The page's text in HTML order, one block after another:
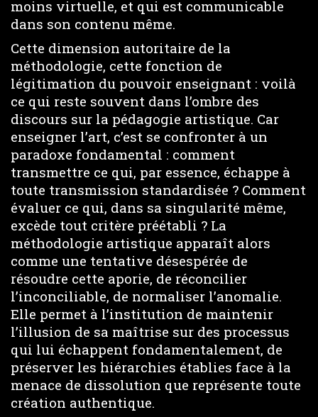
moins virtuelle, et qui est communicable
dans son contenu même.
Cette dimension autoritaire de la
méthodologie, cette fonction de
légitimation du pouvoir enseignant : voilà
ce qui reste souvent dans l’ombre des
discours sur la pédagogie artistique. Car
enseigner l’art, c’est se confronter à un
paradoxe fondamental : comment
transmettre ce qui, par essence, échappe à
toute transmission standardisée ? Comment
évaluer ce qui, dans sa singularité même,
excède tout critère préétabli ? La
méthodologie artistique apparaît alors
comme une tentative désespérée de
résoudre cette aporie, de réconcilier
l’inconciliable, de normaliser l’anomalie.
Elle permet à l’institution de maintenir
l’illusion de sa maîtrise sur des processus
qui lui échappent fondamentalement, de
préserver les hiérarchies établies face à la
menace de dissolution que représente toute
création authentique.